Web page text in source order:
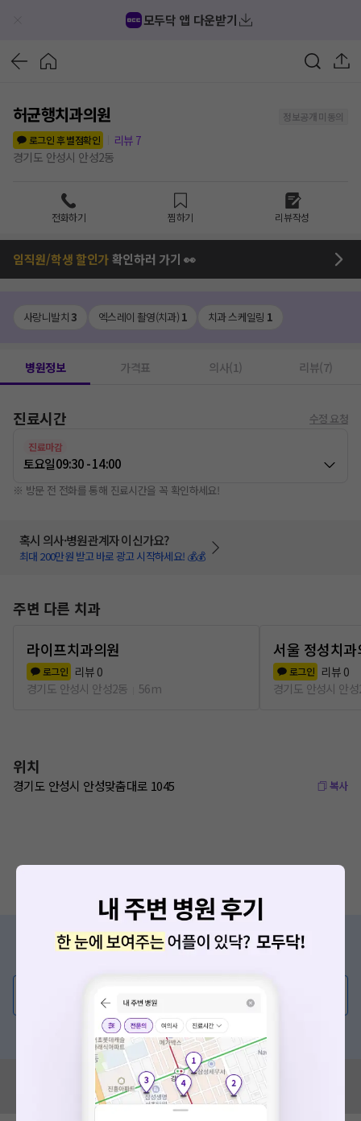
모두닥 앱 다운받기
허균행치과의원
정보공개 미동의
로그인 후 별점확인
리뷰 7
경기도 안성시 안성2동
전화하기 찜하기 리뷰작성
임직원/학생 할인가확인하러 가기 👀
사랑니발치3 엑스레이 촬영(치과) 1 치과 스케일링 1
병원정보 가격표 의사(1) 리뷰(7)
진료시간 수정 요청
진료마감
토요일09:30 - 14:00
※ 방문 전 전화를 통해 진료시간을 꼭 확인하세요!
혹시 의사·병원관계자 이신가요?
최대 200만원 받고 바로 광고 시작하세요! 💰💰
주변 다른 치과
라이프치과의원
로그인 리뷰 0
경기도 안성시 안성2동
56m
서울 정성치과
로그인 리뷰 0
경기도 안성시 안
위치
경기도 안성시 안성맞춤대로 1045 복사
증상/치료, 궁금한 점이 있나요?
💬 무엇이든 물어보세요
혹은, 의료상담 서비스에 다양한 게시글 보러가기
혹시 잘못된 병원정보가 있나요?
모두닥 팀에 알려주세요!